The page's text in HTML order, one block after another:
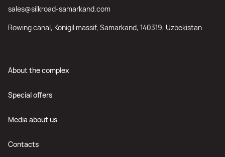
About the complex
Special offers
Media about us
Contacts
sales@silkroad-samarkand.com
Rowing canal, Konigil massif, Samarkand, 140319, Uzbekistan